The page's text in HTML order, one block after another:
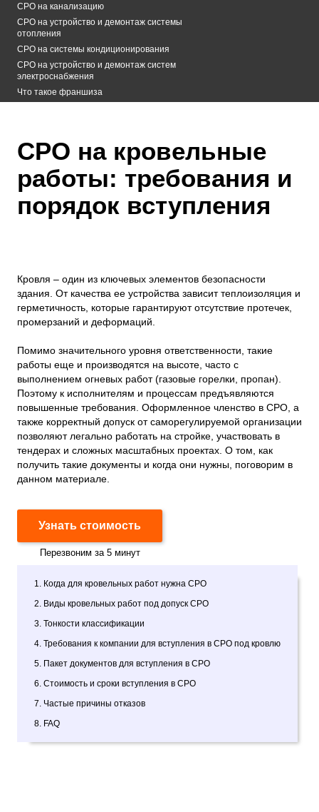
СРО на канализацию
СРО на устройство и демонтаж системы
отопления
СРО на системы кондиционирования
СРО на устройство и демонтаж систем
электроснабжения
Что такое франшиза
СРО на кровельные
работы: требования и
порядок вступления
Кровля – один из ключевых элементов безопасности
здания. От качества ее устройства зависит теплоизоляция и
герметичность, которые гарантируют отсутствие протечек,
промерзаний и деформаций.
Помимо значительного уровня ответственности, такие
работы еще и производятся на высоте, часто с
выполнением огневых работ (газовые горелки, пропан).
Поэтому к исполнителям и процессам предъявляются
повышенные требования. Оформленное членство в СРО, а
также корректный допуск от саморегулируемой организации
позволяют легально работать на стройке, участвовать в
тендерах и сложных масштабных проектах. О том, как
получить такие документы и когда они нужны, поговорим в
данном материале.
Узнать стоимость
Перезвоним за 5 минут
1. Когда для кровельных работ нужна СРО
2. Виды кровельных работ под допуск СРО
3. Тонкости классификации
4. Требования к компании для вступления в СРО под кровлю
5. Пакет документов для вступления в СРО
6. Стоимость и сроки вступления в СРО
7. Частые причины отказов
8. FAQ